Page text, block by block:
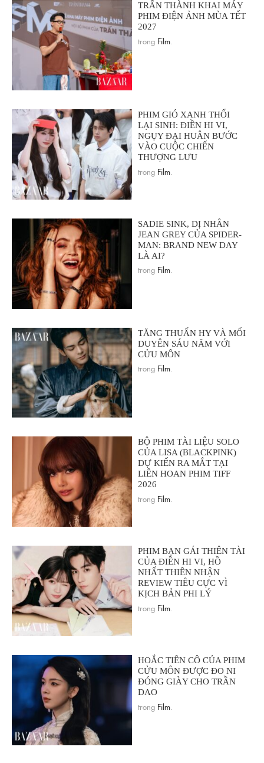
TRẤN THÀNH KHAI MÁY
PHIM ĐIỆN ẢNH MÙA TẾT
2027
trong Film
PHIM GIÓ XANH THỔI
LẠI SINH: ĐIỀN HI VI,
NGỤY ĐẠI HUÂN BƯỚC
VÀO CUỘC CHIẾN
THƯỢNG LƯU
trong Film
SADIE SINK, DỊ NHÂN
JEAN GREY CỦA SPIDER-
MAN: BRAND NEW DAY
LÀ AI?
trong Film
TĂNG THUẤN HY VÀ MỐI
DUYÊN SÁU NĂM VỚI
CỬU MÔN
trong Film
BỘ PHIM TÀI LIỆU SOLO
CỦA LISA (BLACKPINK)
DỰ KIẾN RA MẮT TẠI
LIÊN HOAN PHIM TIFF
2026
trong Film
PHIM BẠN GÁI THIÊN TÀI
CỦA ĐIỀN HI VI, HỒ
NHẤT THIÊN NHẬN
REVIEW TIÊU CỰC VÌ
KỊCH BẢN PHI LÝ
trong Film
HOẮC TIÊN CÔ CỦA PHIM
CỬU MÔN ĐƯỢC ĐO NI
ĐÓNG GIÀY CHO TRẦN
DAO
trong Film